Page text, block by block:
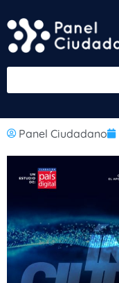
Panel Ciudadano